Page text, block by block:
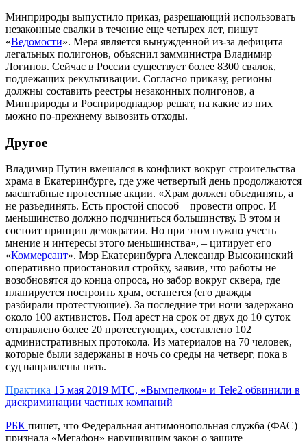
Минприроды выпустило приказ, разрешающий использовать
незаконные свалки в течение еще четырех лет, пишут
«Ведомости». Мера является вынужденной из-за дефицита
легальных полигонов, объяснил замминистра Владимир
Логинов. Сейчас в России существует более 8300 свалок,
подлежащих рекультивации. Согласно приказу, регионы
должны составить реестры незаконных полигонов, а
Минприроды и Росприроднадзор решат, на какие из них
можно по-прежнему вывозить отходы.
Другое
Владимир Путин вмешался в конфликт вокруг строительства
храма в Екатеринбурге, где уже четвертый день продолжаются
масштабные протестные акции. «Храм должен объединять, а
не разъединять. Есть простой способ – провести опрос. И
меньшинство должно подчиниться большинству. В этом и
состоит принцип демократии. Но при этом нужно учесть
мнение и интересы этого меньшинства», – цитирует его
«Коммерсант». Мэр Екатеринбурга Александр Высокинский
оперативно приостановил стройку, заявив, что работы не
возобновятся до конца опроса, но забор вокруг сквера, где
планируется построить храм, останется (его дважды
разбирали протестующие). За последние три ночи задержано
около 100 активистов. Под арест на срок от двух до 10 суток
отправлено более 20 протестующих, составлено 102
административных протокола. Из материалов на 70 человек,
которые были задержаны в ночь со среды на четверг, пока в
суд направлены пять.
Практика 15 мая 2019 МТС, «Вымпелком» и Теlе2 обвинили в
дискриминации частных компаний
РБК пишет, что Федеральная антимонопольная служба (ФАС)
признала «Мегафон» нарушившим закон о защите